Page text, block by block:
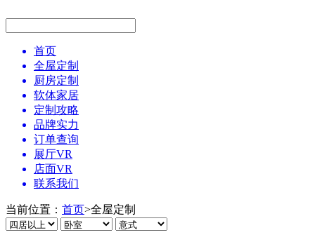
首页
全屋定制
厨房定制
软体家居
定制攻略
品牌实力
订单查询
展厅VR
店面VR
联系我们
当前位置： 首页>全屋定制